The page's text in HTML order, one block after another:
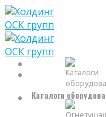
Skip
to
content
Каталоги